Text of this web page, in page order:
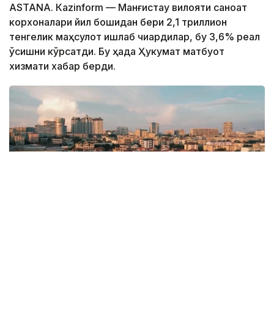
ASTANА. Кazinform — Манғистау вилояти саноат
корхоналари йил бошидан бери 2,1 триллион
тенгелик маҳсулот ишлаб чиқардилар, бу 3,6% реал
ўсишни кўрсатди. Бу ҳақда Ҳукумат матбуот
хизмати хабар берди.